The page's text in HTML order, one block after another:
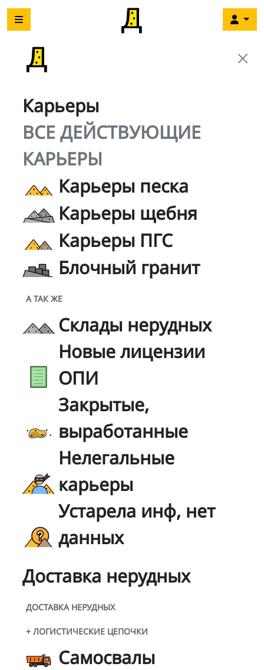
Карьеры
ВСЕ ДЕЙСТВУЮЩИЕ
КАРЬЕРЫ
Карьеры песка
Карьеры щебня
Карьеры ПГС
Блочный гранит
А ТАК ЖЕ
Склады нерудных
Новые лицензии
ОПИ
Закрытые,
выработанные
Нелегальные
карьеры
Устарела инф, нет
данных
Доставка нерудных
ДОСТАВКА НЕРУДНЫХ
+ ЛОГИСТИЧЕСКИЕ ЦЕПОЧКИ
Самосвалы